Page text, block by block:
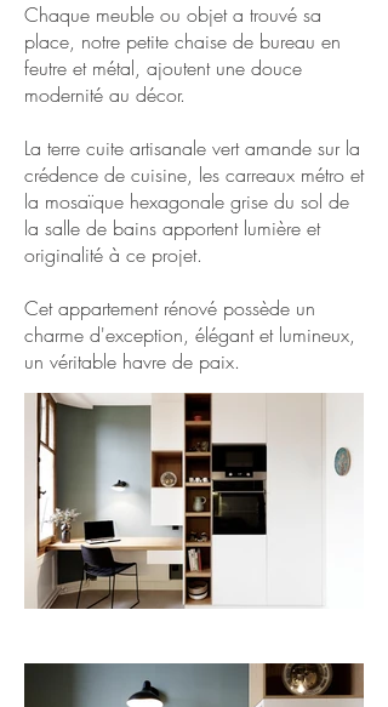
Chaque meuble ou objet a trouvé sa
place, notre petite chaise de bureau en
feutre et métal, ajoutent une douce
modernité au décor.
La terre cuite artisanale vert amande sur la
crédence de cuisine, les carreaux métro et
la mosaïque hexagonale grise du sol de
la salle de bains apportent lumière et
originalité à ce projet.
Cet appartement rénové possède un
charme d'exception, élégant et lumineux,
un véritable havre de paix.